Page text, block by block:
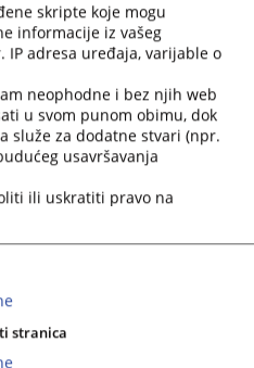
2021-4
2021-3
2021-2
2020-4
skripte koje mogu
informacije iz vašeg
IP adresa uređaja, varijable o
neophodne i bez njih web
u svom punom obimu, dok
služe za dodatne stvari (npr.
usavršavanja
ili uskratiti pravo na
stranica